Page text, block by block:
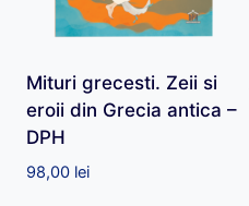
Mituri grecesti. Zeii si
eroii din Grecia antica –
DPH
98,00 lei